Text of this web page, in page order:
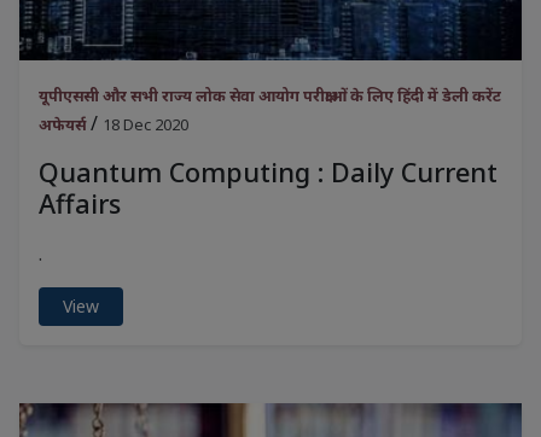
यूपीएससी और सभी राज्य लोक सेवा आयोग परीक्षाओं के लिए हिंदी में डेली करेंट
अफेयर्स/ 18 Dec 2020
Quantum Computing : Daily Current
Affairs
.
View